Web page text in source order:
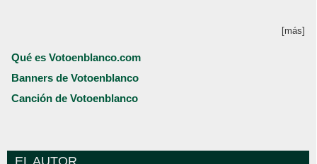
[más]
Qué es Votoenblanco.com
Banners de Votoenblanco
Canción de Votoenblanco